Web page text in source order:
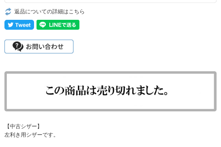
返品についての詳細はこちら
【中古シザー】
左利き用シザーです。